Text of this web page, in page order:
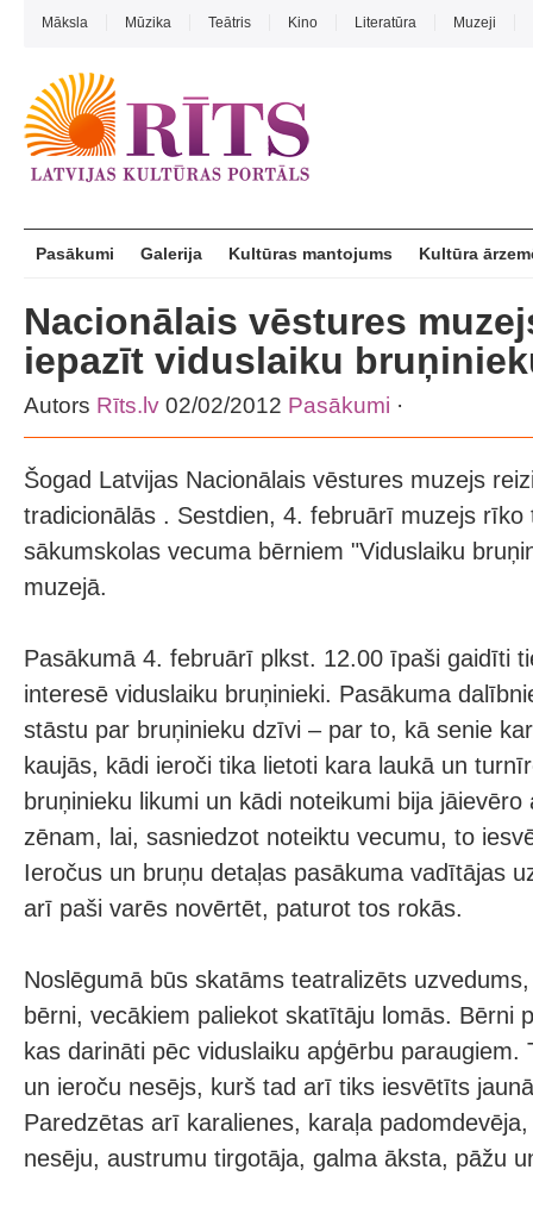
Māksla Mūzika Teātris Kino Literatūra Muzeji
Pasākumi Galerija Kultūras mantojums Kultūra
Nacionālais vēstures
iepazīt viduslaiku
Autors Rīts.lv 02/02/2012 Pasākumi ·
Šogad Latvijas Nacionālais vēstures muzejs
tradicionālās . Sestdien, 4. februārī muzejs rīko
sākumskolas vecuma bērniem "Viduslaiku
muzejā.
Pasākumā 4. februārī plkst. 12.00 īpaši gaidīti
interesē viduslaiku bruņinieki. Pasākuma
stāstu par bruņinieku dzīvi – par to, kā senie
kaujās, kādi ieroči tika lietoti kara laukā un
bruņinieku likumi un kādi noteikumi bija jāievēro
zēnam, lai, sasniedzot noteiktu vecumu, to
Ieročus un bruņu detaļas pasākuma vadītājas
arī paši varēs novērtēt, paturot tos rokās.
Noslēgumā būs skatāms teatralizēts
bērni, vecākiem paliekot skatītāju lomās. Bērni
kas darināti pēc viduslaiku apģērbu paraugiem.
un ieroču nesējs, kurš tad arī tiks iesvētīts
Paredzētas arī karalienes, karaļa
nesēju, austrumu tirgotāja, galma āksta, pāžu